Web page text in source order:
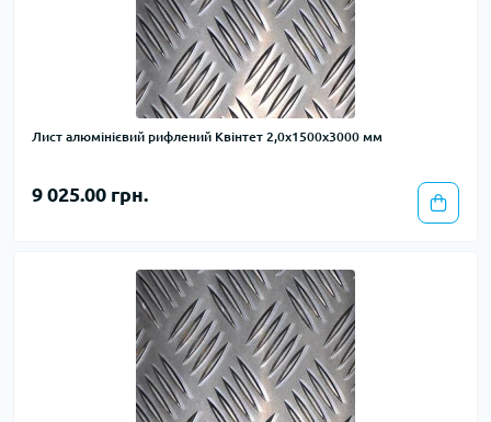
Лист алюмінієвий рифлений Квінтет 2,0х1500х3000 мм
9 025.00 грн.